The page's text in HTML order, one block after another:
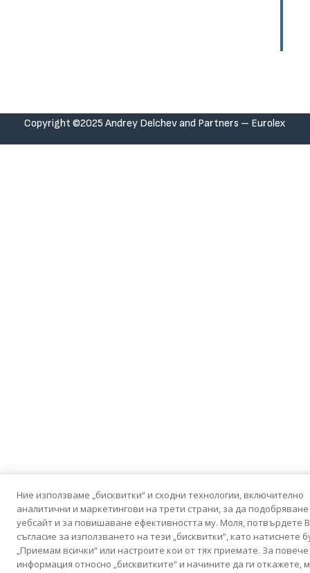
Copyright ©2025 Andrey Delchev and Partners – Eurolex
Ние използваме „бисквитки“ и сходни технологии, включително
аналитични и маркетингови на трети страни, за да
уебсайт и за повишаване ефективността му. Моля, потвърдете
съгласие за използването на тези „бисквитки“, като натиснете
„Приемам всички“ или настроите кои от тях приемате. За повече
информация относно „бисквитките“ и начините да ги откажете,